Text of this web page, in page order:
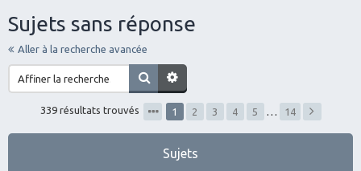
Sujets sans réponse
Aller à la recherche avancée
339 résultats trouvés 1 2 3 4 5 … 14
Sujets